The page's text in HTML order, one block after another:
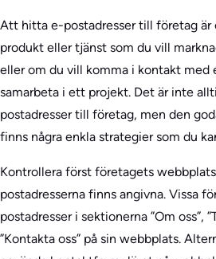
Att hitta e-postadresser till företag
produkt eller tjänst som du vill
eller om du vill komma i kontakt
samarbeta i ett projekt. Det är inte
postadresser till företag, men den
finns några enkla strategier som du
Kontrollera först företagets
postadresserna finns angivna. Vissa
postadresser i sektionerna ”Om oss”,
”Kontakta oss” på sin webbplats.